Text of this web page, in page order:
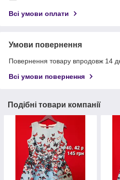
Всі умови оплати
Умови повернення
Повернення товару впродовж 14
Всі умови повернення
Подібні товари компанії